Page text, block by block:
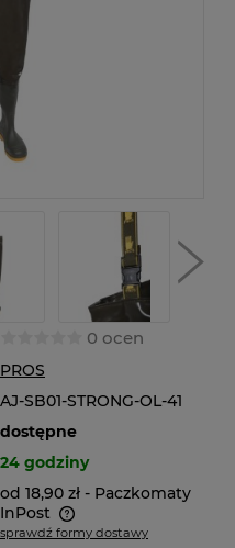
0 ocen
PROS
AJ-SB01-STRONG-OL-41
dostępne
24 godziny
od 18,90 zł - Paczkomaty
InPost
kosztów płatności
sprawdź formy dostawy